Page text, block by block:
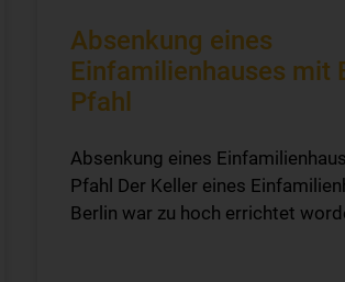
Absenkung eines
Einfamilienhauses mit
Pfahl
Absenkung eines
Pfahl Der Keller eines
Berlin war zu hoch errichtet